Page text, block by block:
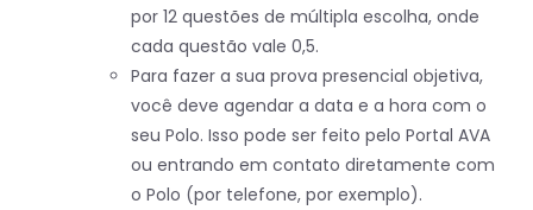
por 12 questões de múltipla escolha, onde
cada questão vale 0,5.
Para fazer a sua prova presencial objetiva,
você deve agendar a data e a hora com o
seu Polo. Isso pode ser feito pelo Portal AVA
ou entrando em contato diretamente com
o Polo (por telefone, por exemplo).